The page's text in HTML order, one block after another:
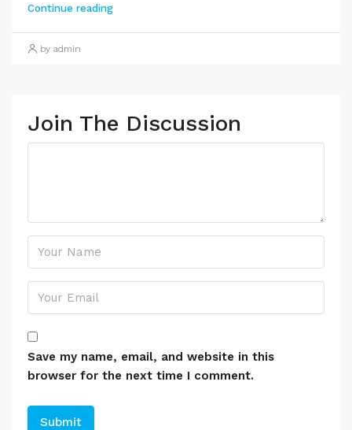
Continue reading
by admin
Join The Discussion
Save my name, email, and website in this
browser for the next time I comment.